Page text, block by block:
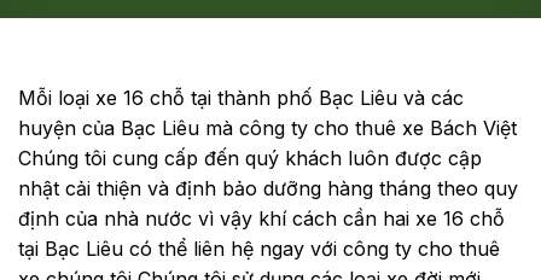
Mỗi loại xe 16 chỗ tại thành phố Bạc Liêu và các
huyện của Bạc Liêu mà công ty cho thuê xe Bách Việt
Chúng tôi cung cấp đến quý khách luôn được cập
nhật cải thiện và định bảo dưỡng hàng tháng theo quy
định của nhà nước vì vậy khí cách cần hai xe 16 chỗ
tại Bạc Liêu có thể liên hệ ngay với công ty cho thuê